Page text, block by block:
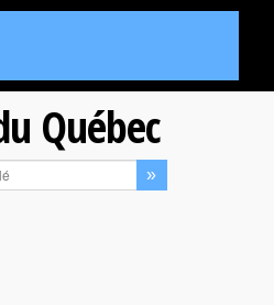
Québec